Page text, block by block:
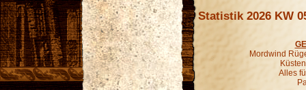
Statistik 2026 KW
Mordwind
Alles